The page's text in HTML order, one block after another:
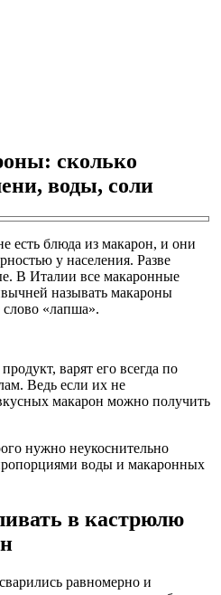
сколько
воды, соли
есть блюда из макарон, и они
у населения. Разве
В Италии все макаронные
называть макароны
«лапша».
варят его всегда по
Ведь если их не
макарон можно получить
нужно неукоснительно
воды и макаронных
в кастрюлю
равномерно и